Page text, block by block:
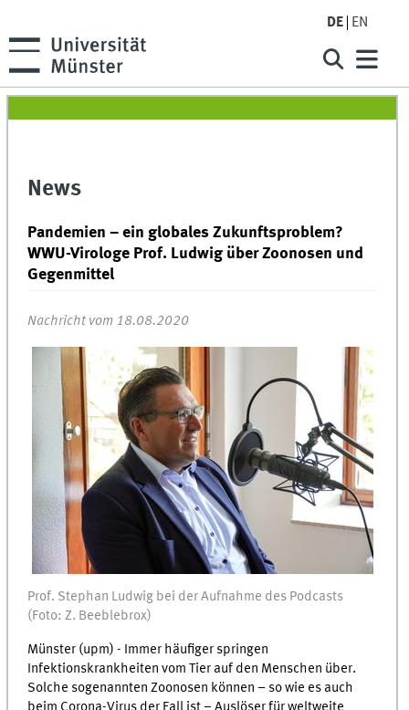
DE EN
News
Pandemien – ein globales Zukunftsproblem?
WWU-Virologe Prof. Ludwig über Zoonosen und
Gegenmittel
Nachricht vom 18.08.2020
Prof. Stephan Ludwig bei der Aufnahme des Podcasts
(Foto: Z. Beeblebrox)
Münster (upm) - Immer häufiger springen
Infektionskrankheiten vom Tier auf den Menschen über.
Solche sogenannten Zoonosen können – so wie es auch